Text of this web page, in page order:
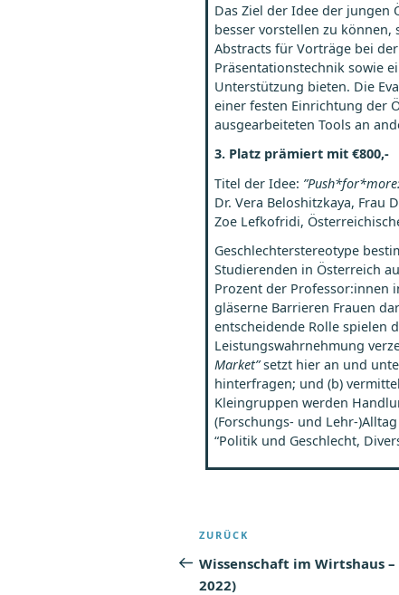
Das Ziel der Idee der jungen
besser vorstellen zu können,
Abstracts für Vorträge bei
Präsentationstechnik sowie
Unterstützung bieten. Die
einer festen Einrichtung der
ausgearbeiteten Tools an
3. Platz prämiert mit €800,-
Titel der Idee:
Dr. Vera Beloshitzkaya, Frau
Zoe Lefkofridi,
Geschlechterstereotype
Studierenden in Österreich
Prozent der Professor:innen
gläserne Barrieren Frauen
entscheidende Rolle spielen
Leistungswahrnehmung
Market”setzt hier an und
hinterfragen; und (b)
Kleingruppen werden
(Forschungs- und Lehr-
“Politik und Geschlecht,
Vorheriger
Beitrag
ZURÜCK
Wissenschaft im Wirtshaus
2022)